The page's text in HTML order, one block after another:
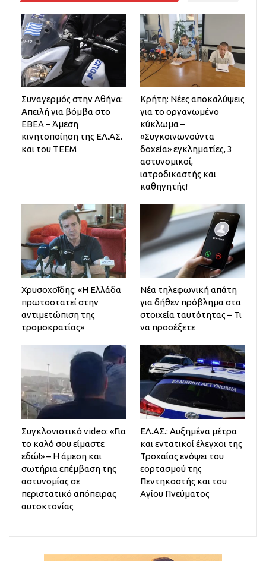
Συναγερμός στην Αθήνα:
Απειλή για βόμβα στο
ΕΒΕΑ – Άμεση
κινητοποίηση της ΕΛ.ΑΣ.
και του ΤΕΕΜ
Κρήτη: Νέες αποκαλύψεις
για το οργανωμένο
κύκλωμα –
«Συγκοινωνούντα
δοχεία» εγκληματίες, 3
αστυνομικοί,
ιατροδικαστής και
καθηγητής!
Χρυσοχοΐδης: «Η Ελλάδα
πρωτοστατεί στην
αντιμετώπιση της
τρομοκρατίας»
Νέα τηλεφωνική απάτη
για δήθεν πρόβλημα στα
στοιχεία ταυτότητας – Τι
να προσέξετε
Συγκλονιστικό video: «Για
το καλό σου είμαστε
εδώ!» – Η άμεση και
σωτήρια επέμβαση της
αστυνομίας σε
περιστατικό απόπειρας
αυτοκτονίας
ΕΛ.ΑΣ.: Αυξημένα μέτρα
και εντατικοί έλεγχοι της
Τροχαίας ενόψει του
εορτασμού της
Πεντηκοστής και του
Αγίου Πνεύματος